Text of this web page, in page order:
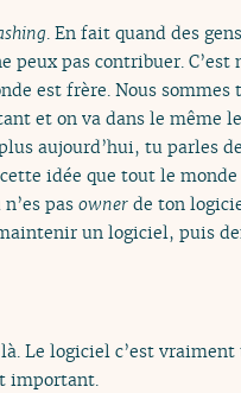
. En fait quand des
peux pas contribuer.
est frère. Nous sommes
et on va dans le même
aujourd’hui, tu parles
idée que tout le
pas owner de ton
un logiciel, puis
Le logiciel c’est
important.